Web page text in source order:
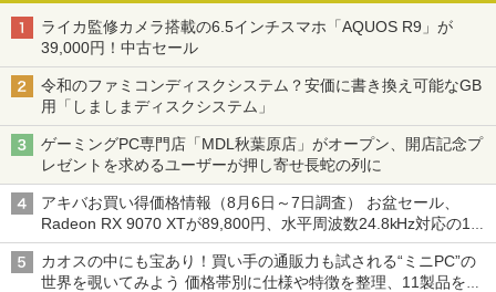
ライカ監修カメラ搭載の6.5インチスマホ「AQUOS R9」が
39,000円！中古セール
令和のファミコンディスクシステム？安価に書き換え可能なGB
用「しましまディスクシステム」
ゲーミングPC専門店「MDL秋葉原店」がオープン、開店記念プ
レゼントを求めるユーザーが押し寄せ長蛇の列に
アキバお買い得価格情報（8月6日～7日調査） お盆セール、
Radeon RX 9070 XTが89,800円、水平周波数24.8kHz対応の17
型モニターが9,801円、暑さ指数連動セール ほか
カオスの中にも宝あり！買い手の通販力も試される“ミニPC”の
世界を覗いてみよう 価格帯別に仕様や特徴を整理、11製品をピ